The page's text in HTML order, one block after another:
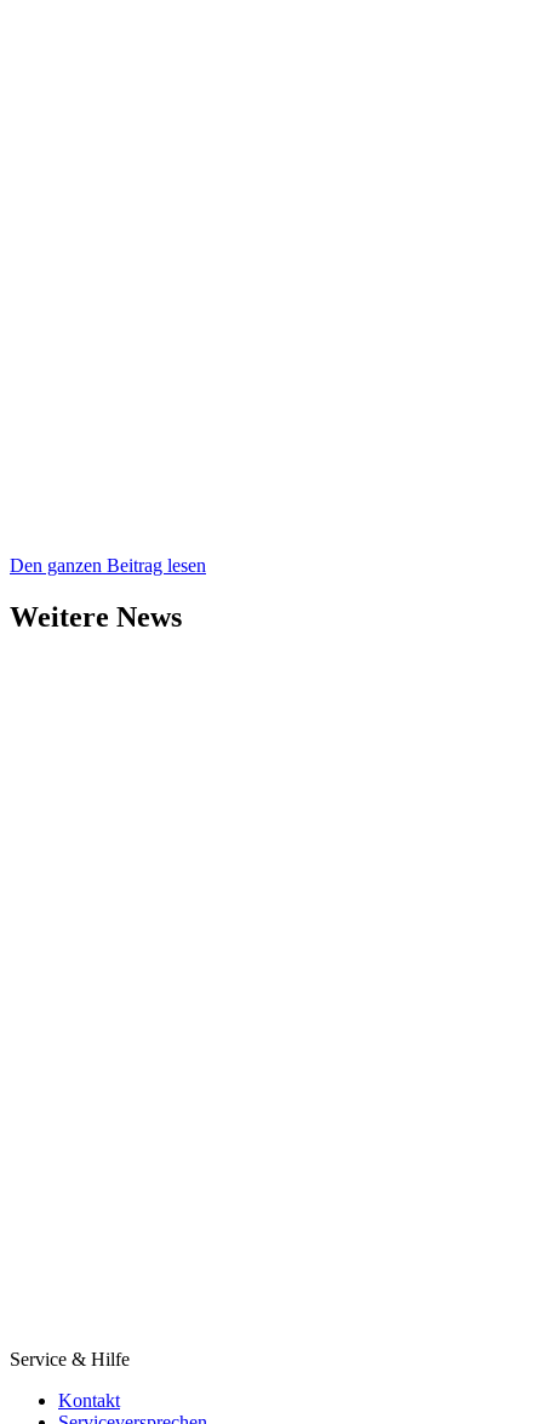
Den ganzen Beitrag lesen
Weitere News
Service & Hilfe
Kontakt